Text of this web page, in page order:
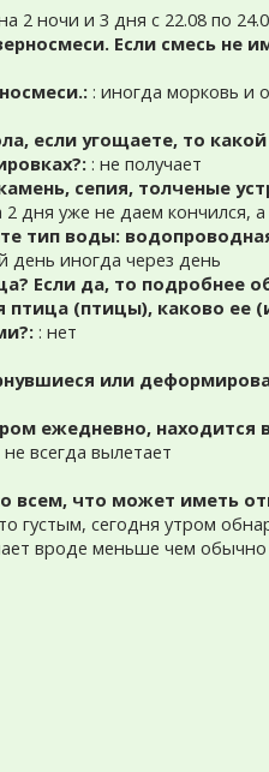
2 ночи и 3 дня с 22.08 по
Если смесь не
: иногда морковь и
если угощаете, то
: не получает
сепия, толченые
дня уже не даем кончился, а
тип воды:
день иногда через день
Если да, то подробнее
птица (птицы), каково ее
: нет
или
ежедневно, находится
всегда вылетает
что может иметь
густым, сегодня утром
вроде меньше чем обычно